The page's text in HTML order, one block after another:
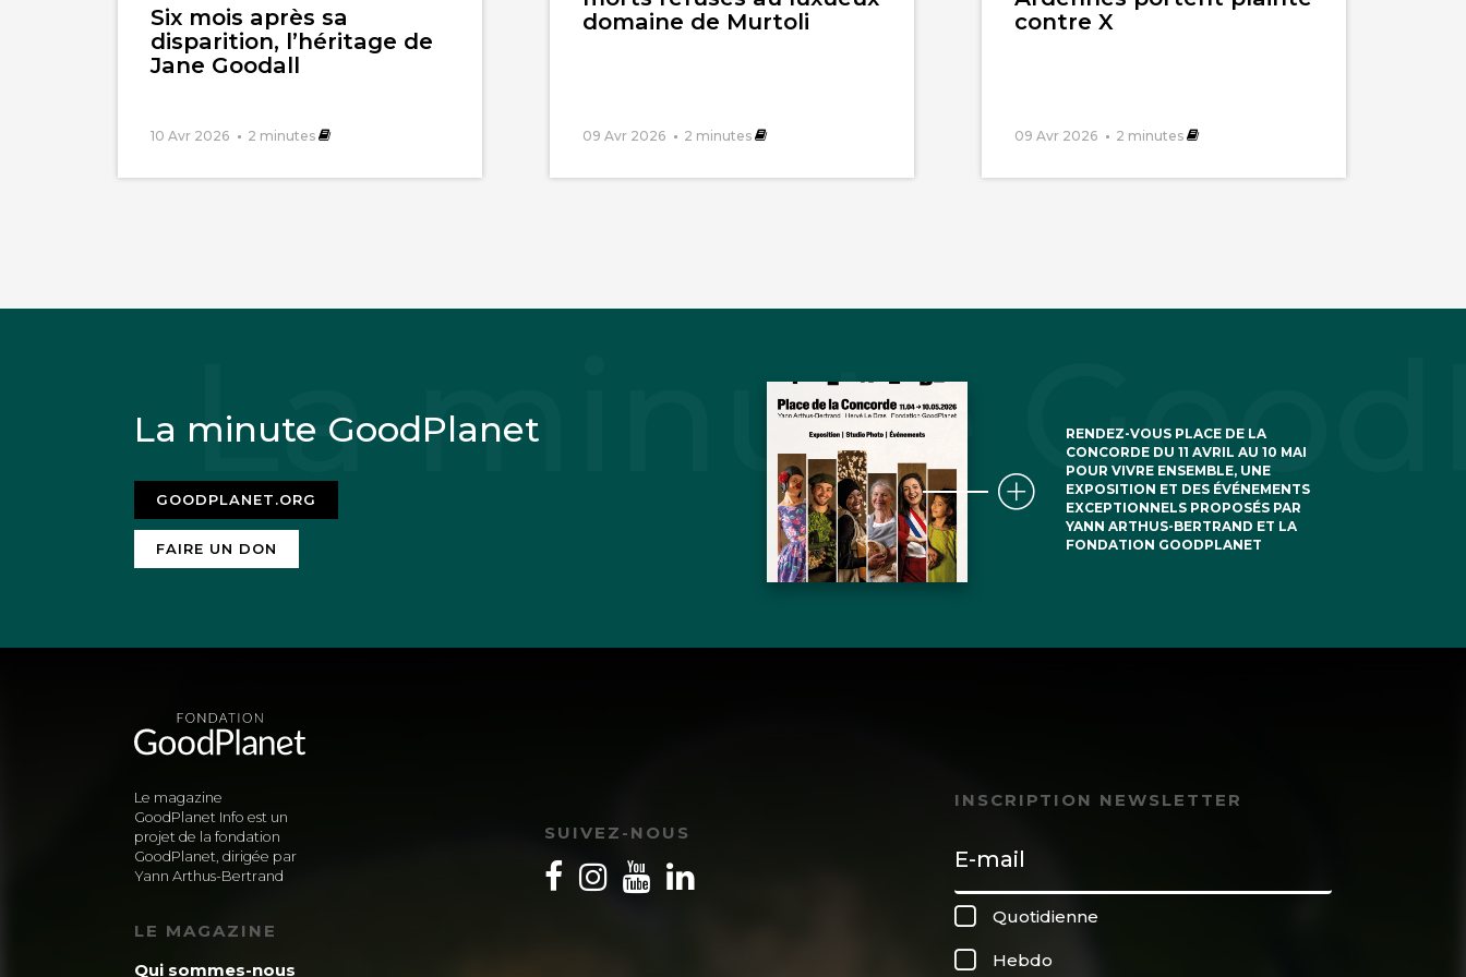
Six mois après sa
disparition, l’héritage de
Jane Goodall
10 Avr 2026 2 minutes
domaine de Murtoli
09 Avr 2026 2 minutes
contre X
09 Avr 2026 2 minutes
La minute GoodPlanet
GOODPLANET.ORG
FAIRE UN DON
RENDEZ-VOUS PLACE DE LA
CONCORDE DU 11 AVRIL AU 10 MAI
POUR VIVRE ENSEMBLE, UNE
EXPOSITION ET DES ÉVÉNEMENTS
EXCEPTIONNELS PROPOSÉS PAR
YANN ARTHUS-BERTRAND ET LA
FONDATION GOODPLANET
Le magazine
GoodPlanet Info est un
projet de la fondation
GoodPlanet, dirigée par
Yann Arthus-Bertrand
LE MAGAZINE
Qui sommes-nous
SUIVEZ-NOUS
INSCRIPTION NEWSLETTER
Quotidienne
Hebdo